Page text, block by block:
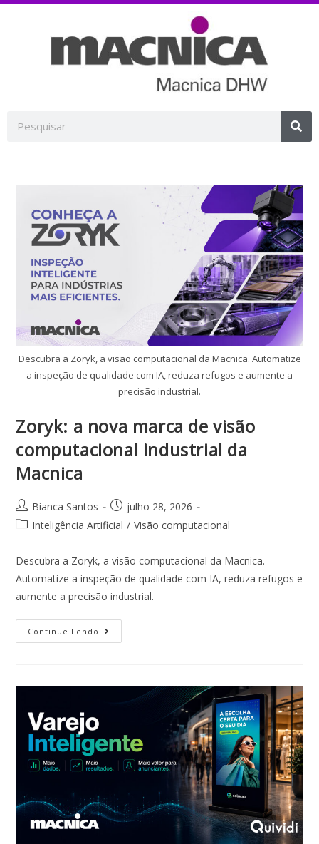
Descubra a Zoryk, a visão computacional da Macnica. Automatize
a inspeção de qualidade com IA, reduza refugos e aumente a
precisão industrial.
Zoryk: a nova marca de visão
computacional industrial da
Macnica
Bianca Santos
julho 28, 2026
Inteligência Artificial / Visão computacional
Descubra a Zoryk, a visão computacional da Macnica.
Automatize a inspeção de qualidade com IA, reduza refugos e
aumente a precisão industrial.
Continue Lendo